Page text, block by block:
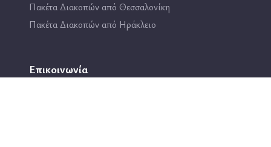
Πακέτα Διακοπών από Θεσσαλονίκη
Πακέτα Διακοπών από Ηράκλειο
Επικοινωνία